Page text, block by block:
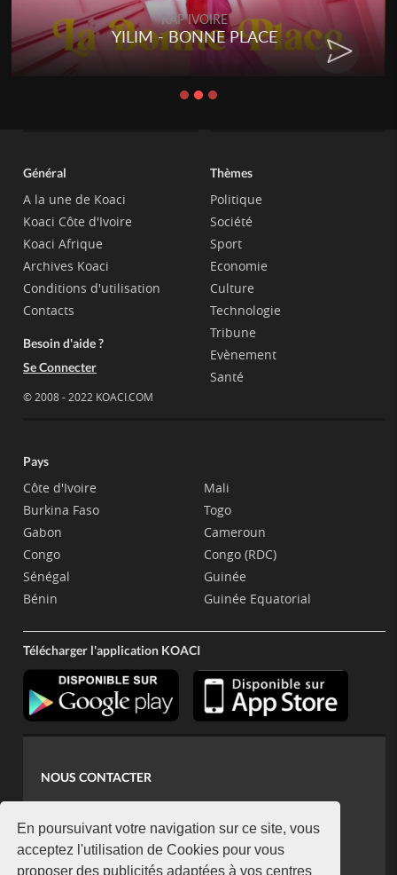
En poursuivant votre navigation sur ce site, vous
acceptez l'utilisation de Cookies pour vous
proposer des publicités adaptées à vos centres
RAP IVOIRE
YILIM - BONNE PLACE
Général
A la une de Koaci
Koaci Côte d'Ivoire
Koaci Afrique
Archives Koaci
Conditions d'utilisation
Contacts
Besoin d'aide ?
Se Connecter
© 2008 - 2022 KOACI.COM
Thèmes
Politique
Société
Sport
Economie
Culture
Technologie
Tribune
Evènement
Santé
Pays
Côte d'Ivoire
Burkina Faso
Gabon
Congo
Sénégal
Bénin
Mali
Togo
Cameroun
Congo (RDC)
Guinée
Guinée Equatorial
Télécharger l'application KOACI
NOUS CONTACTER
koaci@yahoo.fr
+225 07 08 85 52 93